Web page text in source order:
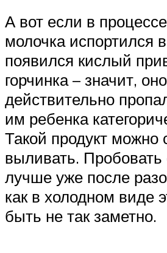
А вот если в
молочка испортился
появился кислый
горчинка – значит, оно
действительно
им ребенка
Такой продукт можно
выливать. Пробовать
лучше уже после
как в холодном виде
быть не так заметно.